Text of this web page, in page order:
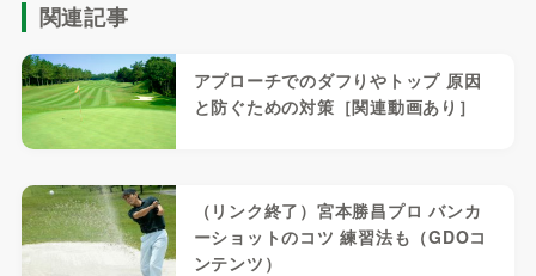
関連記事
アプローチでのダフりやトップ 原因
と防ぐための対策［関連動画あり］
（リンク終了）宮本勝昌プロ バンカ
ーショットのコツ 練習法も（GDOコ
ンテンツ）